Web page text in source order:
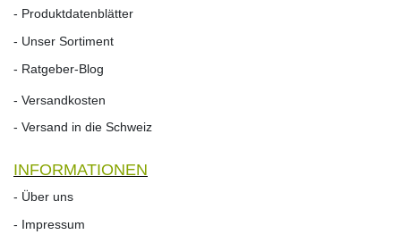
- Produktdatenblätter
- Unser Sortiment
- Ratgeber-Blog
- Versandkosten
- Versand in die Schweiz
INFORMATIONEN
- Über uns
- Impressum